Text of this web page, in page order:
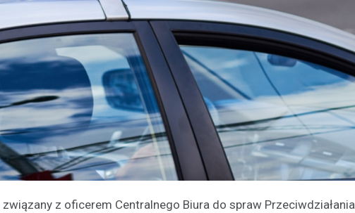
z oficerem Centralnego Biura do spraw Przeciwdziałania